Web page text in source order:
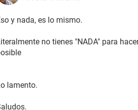
y nada, es lo mismo.
no tienes "NADA" para
lamento.